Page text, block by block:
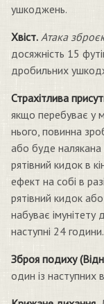
ушкоджень.
Хвіст. Атака
досяжність 15
дробильних
Страхітлива
якщо перебуває у
нього, повинна
або буде
рятівний кидок в
ефект на собі в
рятівний кидок
набуває імунітету
наступні 24 години.
Зброя подиху
один із наступних